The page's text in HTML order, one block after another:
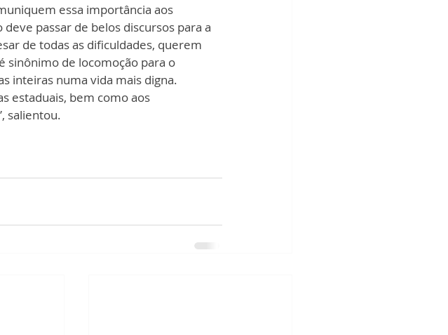
essa importância aos
passar de belos discursos para a
de todas as dificuldades, querem
sinônimo de locomoção para o
inteiras numa vida mais digna.
estaduais, bem como aos
salientou.